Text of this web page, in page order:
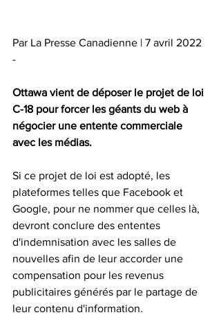
Par La Presse Canadienne | 7 avril 2022
-
Ottawa vient de déposer le projet de loi
C-18 pour forcer les géants du web à
négocier une entente commerciale
avec les médias.
Si ce projet de loi est adopté, les
plateformes telles que Facebook et
Google, pour ne nommer que celles là,
devront conclure des ententes
d'indemnisation avec les salles de
nouvelles afin de leur accorder une
compensation pour les revenus
publicitaires générés par le partage de
leur contenu d'information.